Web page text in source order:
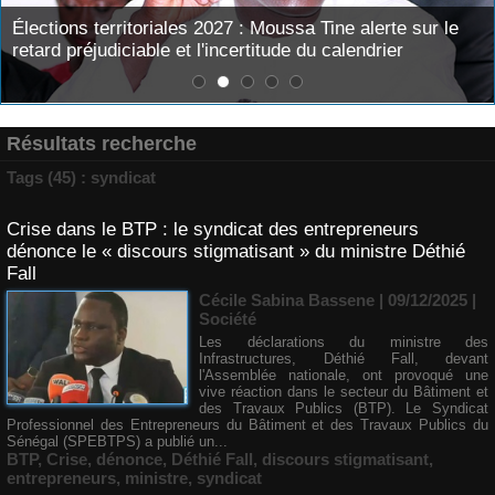
Élections territoriales 2027 : Moussa Tine alerte sur le
retard préjudiciable et l'incertitude du calendrier
Résultats recherche
Tags (45) : syndicat
Crise dans le BTP : le syndicat des entrepreneurs
dénonce le « discours stigmatisant » du ministre Déthié
Fall
Cécile Sabina Bassene | 09/12/2025 |
Société
Les déclarations du ministre des
Infrastructures, Déthié Fall, devant
l'Assemblée nationale, ont provoqué une
vive réaction dans le secteur du Bâtiment et
des Travaux Publics (BTP). Le Syndicat
Professionnel des Entrepreneurs du Bâtiment et des Travaux Publics du
Sénégal (SPEBTPS) a publié un...
BTP, Crise, dénonce, Déthié Fall, discours stigmatisant,
entrepreneurs, ministre, syndicat